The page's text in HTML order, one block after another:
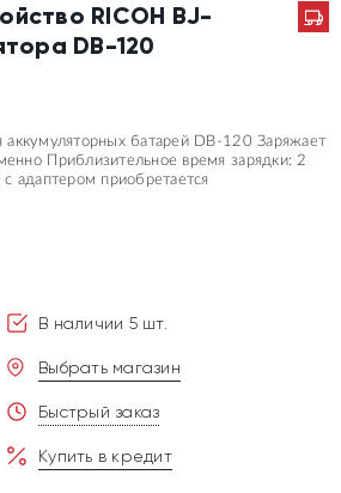
RICOH BJ-
DB-120
аккумуляторных батарей DB-120 Заряжает
Приблизительное время зарядки: 2
адаптером приобретается
В наличии 5 шт.
Выбрать магазин
Быстрый заказ
Купить в кредит